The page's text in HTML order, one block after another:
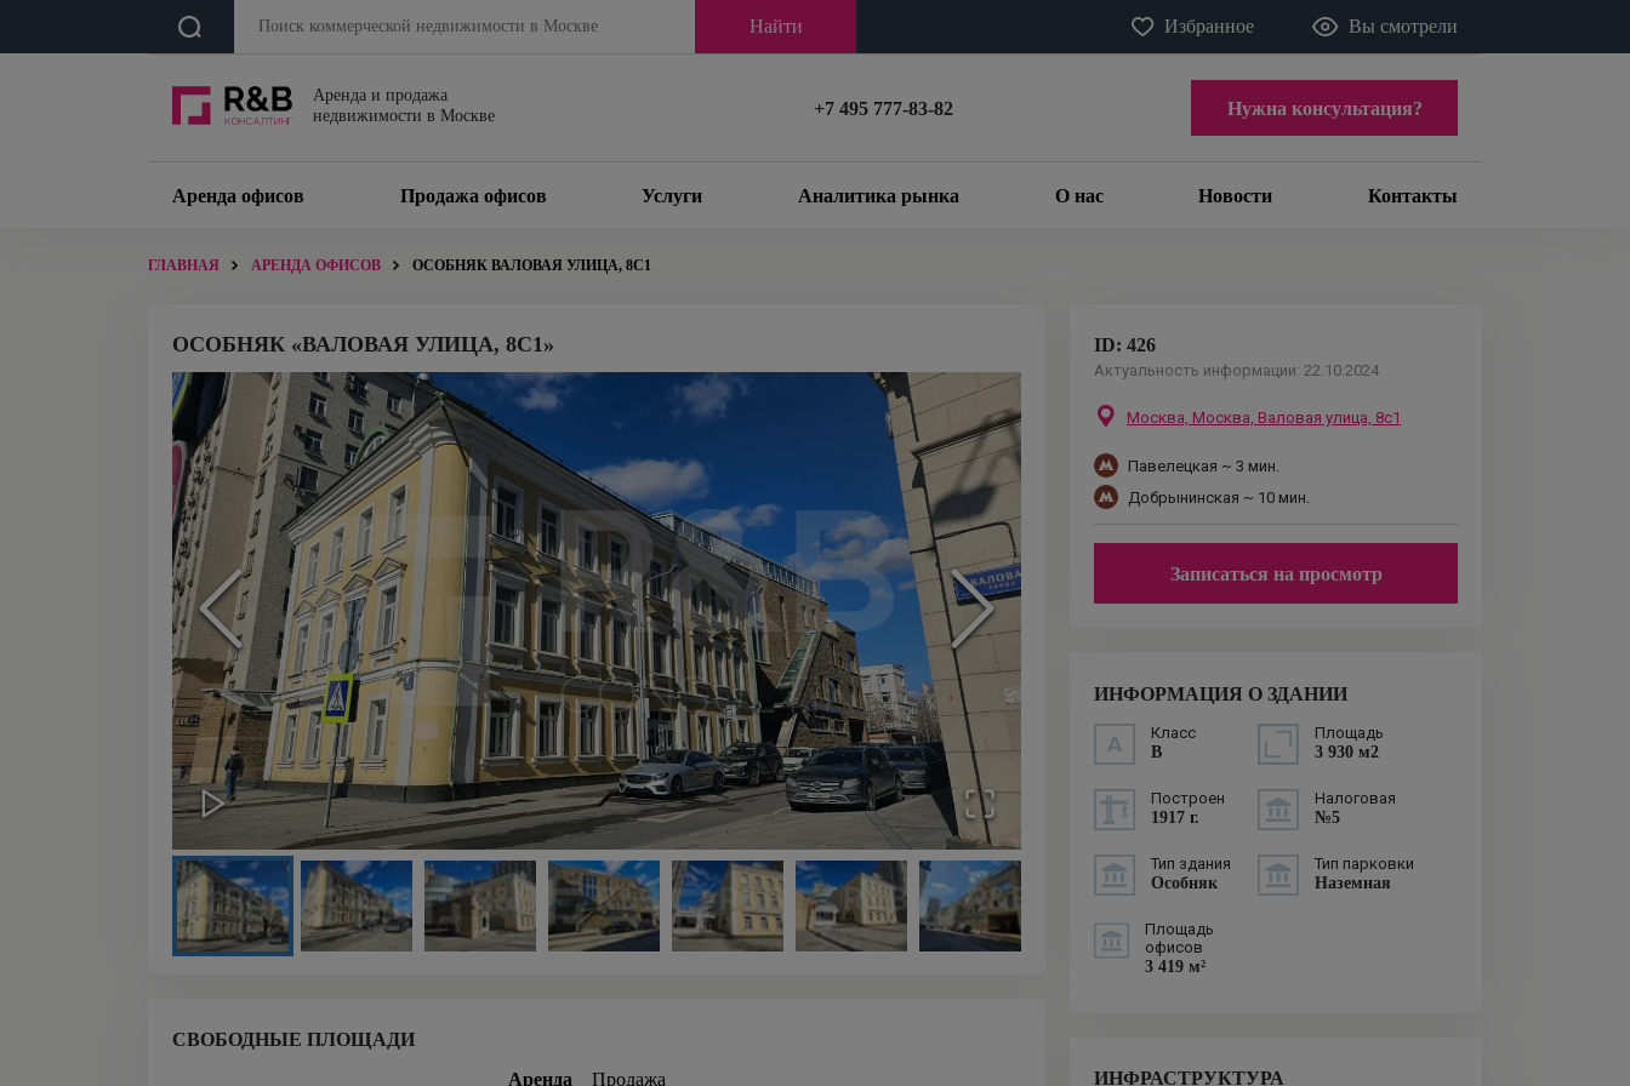
Найти Избранное Вы смотрели
Аренда и продажа
недвижимости в Москве
+7 495 777-83-82 Нужна консультация?
Аренда офисов Продажа офисов Услуги Аналитика рынка О нас Новости Контакты
ГЛАВНАЯ АРЕНДА ОФИСОВ ОСОБНЯК ВАЛОВАЯ УЛИЦА, 8С1
ОСОБНЯК «ВАЛОВАЯ УЛИЦА, 8С1»
СВОБОДНЫЕ ПЛОЩАДИ
Аренда
Продажа
ID: 426
Актуальность информации: 22.10.2024
Москва, Москва, Валовая улица, 8с1
Павелецкая ~ 3 мин.
Добрынинская ~ 10 мин.
Записаться на просмотр
ИНФОРМАЦИЯ О ЗДАНИИ
Класс
B
Площадь
3 930 м2
Построен
1917 г.
Налоговая
№5
Тип здания
Особняк
Тип парковки
Наземная
Площадь
офисов
3 419 м²
ИНФРАСТРУКТУРА